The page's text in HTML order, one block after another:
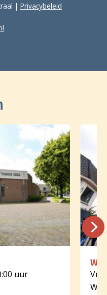
| Privacybeleid
uur
Vr